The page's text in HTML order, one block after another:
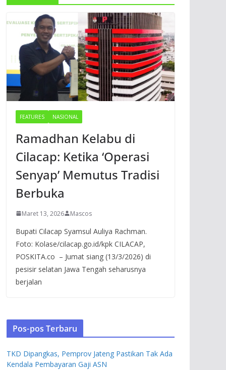
FEATURES NASIONAL
Ramadhan Kelabu di
Cilacap: Ketika ‘Operasi
Senyap’ Memutus Tradisi
Berbuka
Maret 13, 2026 Mascos
Bupati Cilacap Syamsul Auliya Rachman.
Foto: Kolase/cilacap.go.id/kpk CILACAP,
POSKITA.co – Jumat siang (13/3/2026) di
pesisir selatan Jawa Tengah seharusnya
berjalan
Pos-pos Terbaru
TKD Dipangkas, Pemprov Jateng Pastikan Tak Ada
Kendala Pembayaran Gaji ASN